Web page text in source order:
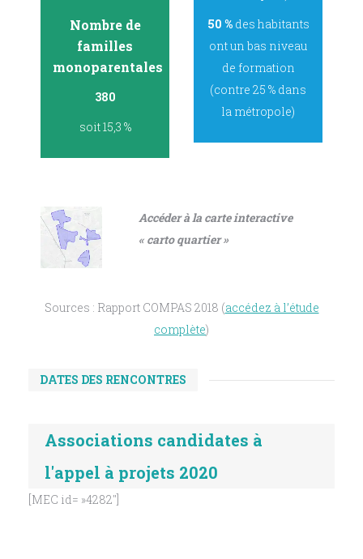
Nombre de
familles
monoparentales
380
soit 15,3 %
50 %des habitants
ont un bas niveau
de formation
(contre 25 % dans
la métropole)
Accéder à la carte interactive
« carto quartier »
Sources : Rapport COMPAS 2018 (accédez à l’étude
complète)
DATES DES RENCONTRES
Associations candidates à
l'appel à projets 2020
[MEC id= »4282″]